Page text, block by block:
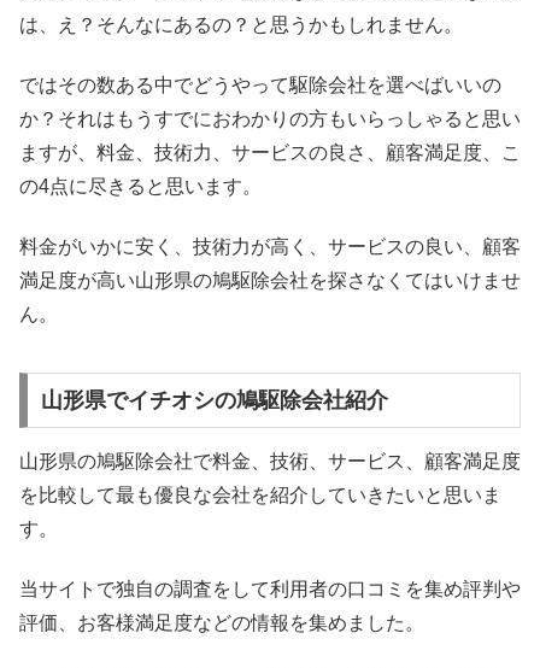
は、え？そんなにあるの？と思うかもしれません。
ではその数ある中でどうやって駆除会社を選べばいいの
か？それはもうすでにおわかりの方もいらっしゃると思い
ますが、料金、技術力、サービスの良さ、顧客満足度、こ
の4点に尽きると思います。
料金がいかに安く、技術力が高く、サービスの良い、顧客
満足度が高い山形県の鳩駆除会社を探さなくてはいけませ
ん。
山形県でイチオシの鳩駆除会社紹介
山形県の鳩駆除会社で料金、技術、サービス、顧客満足度
を比較して最も優良な会社を紹介していきたいと思いま
す。
当サイトで独自の調査をして利用者の口コミを集め評判や
評価、お客様満足度などの情報を集めました。